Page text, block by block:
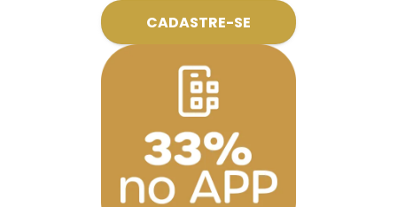
CADASTRE-SE